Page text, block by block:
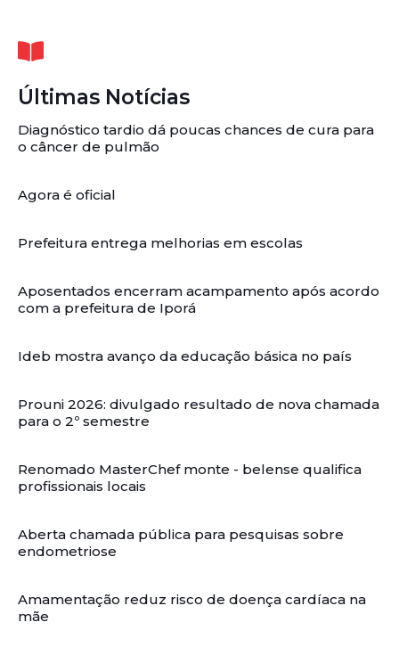
Últimas Notícias
Diagnóstico tardio dá poucas chances de cura para
o câncer de pulmão
Agora é oficial
Prefeitura entrega melhorias em escolas
Aposentados encerram acampamento após acordo
com a prefeitura de Iporá
Ideb mostra avanço da educação básica no país
Prouni 2026: divulgado resultado de nova chamada
para o 2º semestre
Renomado MasterChef monte - belense qualifica
profissionais locais
Aberta chamada pública para pesquisas sobre
endometriose
Amamentação reduz risco de doença cardíaca na
mãe